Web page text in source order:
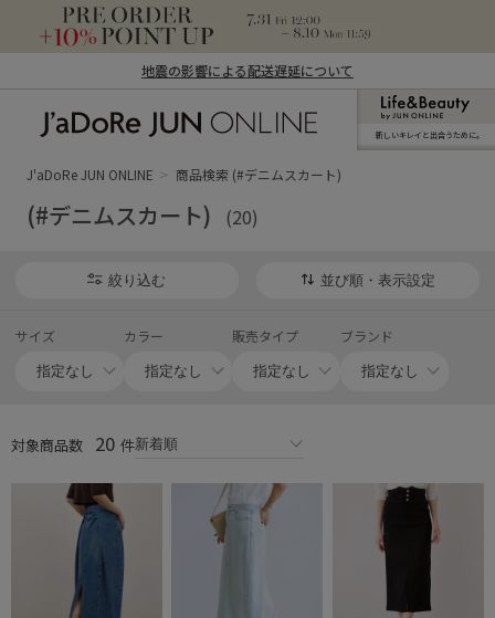
地震の影響による配送遅延について
ン オンライン）
新しいキレイと出合うために。
J'aDoRe JUN ONLINE 商品検索 (#デニムスカート)
(#デニムスカート) (20)
絞り込む 並び順・表示設定
サイズ カラー 販売タイプ ブランド
対象商品数 20 件